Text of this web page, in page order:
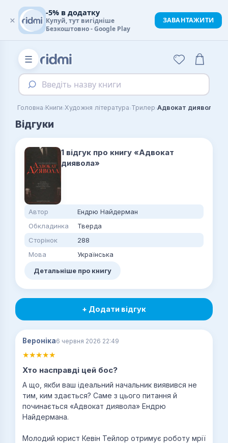
☰
Введіть назву книги
Головна›Книги›Художня література›Трилер›Адвокат диявола
Відгуки
1 відгук про книгу «Адвокат
диявола»
Автор
Ендрю Найдерман
Обкладинка
Тверда
Сторінок
288
Мова
Українська
Детальніше про книгу
+ Додати відгук
Вероніка6 червня 2026 22:49
Хто насправді цей бос?
А що, якби ваш ідеальний начальник виявився не
тим, ким здається? Саме з цього питання й
починається «Адвокат диявола» Ендрю
Найдермана.
Молодий юрист Кевін Тейлор отримує роботу мрії
×
-5% в додатку
Купуй, тут вигідніше
Безкоштовно - Google Play
ЗАВАНТАЖИТИ